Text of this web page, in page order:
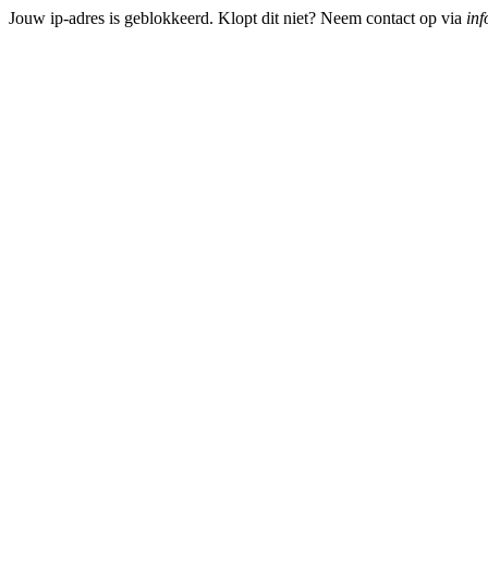
Jouw ip-adres is geblokkeerd. Klopt dit niet? Neem contact op via